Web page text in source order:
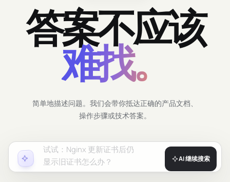
答案不应该
难找。
简单地描述问题。我们会带你抵达正确的产品文档、
操作步骤或技术答案。
试试： Nginx 更新证书后仍
显示旧证书怎么办？
AI 继续搜索